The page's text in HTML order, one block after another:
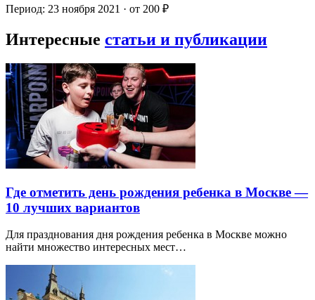
Период: 23 ноября 2021 · от 200 ₽
Интересные статьи и публикации
Где отметить день рождения ребенка в Москве —
10 лучших вариантов
Для празднования дня рождения ребенка в Москве можно
найти множество интересных мест…